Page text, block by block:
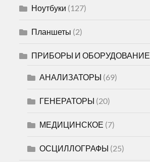
Ноутбуки (127)
Планшеты (2)
ПРИБОРЫ И ОБОРУДОВАНИЕ
АНАЛИЗАТОРЫ (69)
ГЕНЕРАТОРЫ (20)
МЕДИЦИНСКОЕ (7)
ОСЦИЛЛОГРАФЫ (25)